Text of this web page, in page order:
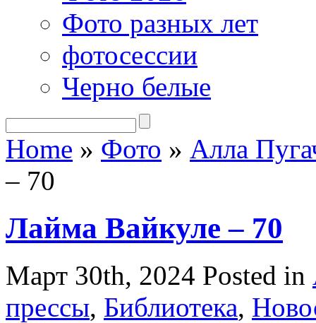
Фото разных лет
фотосессии
Черно белые
Home » Фото » Алла
– 70
Лайма Вайкуле – 70
Март 30th, 2024 Posted in
прессы, Библиотека,